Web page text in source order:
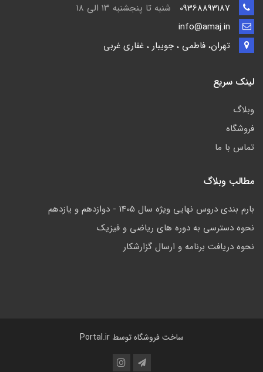
شنبه تا پنجشنبه ۱۳ الی ۱۸
تهران، فاطمی ، جویبار ، غفاری غربی
لینک سریع
وبلاگ
فروشگاه
تماس با ما
مطالب وبلاگ
بارم بندی دروس نهایی ویژه سال 1405 - دوازدهم و یازدهم
نحوه دسترسی به دوره های ریاضی و فیزیک
نحوه دریافت برنامه و ارسال گزارشکار
ساخت فروشگاه توسطPortal.ir